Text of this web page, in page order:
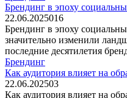
Брендинг в эпоху
22.06.2025016
Брендинг в эпоху
значительно изменили
последние десятилетия
Брендинг
Как аудитория влияет на
22.06.202503
Как аудитория влияет на